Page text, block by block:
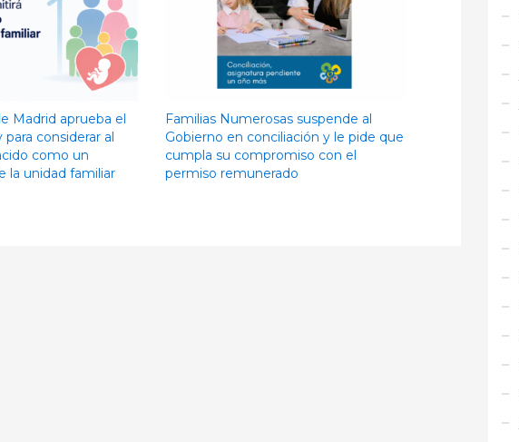
Madrid aprueba el
considerar al
como un
la unidad familiar
Familias Numerosas suspende al
Gobierno en conciliación y le pide que
cumpla su compromiso con el
permiso remunerado